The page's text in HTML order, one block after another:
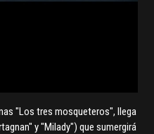
"Los tres mosqueteros", llega
y "Milady") que sumergirá